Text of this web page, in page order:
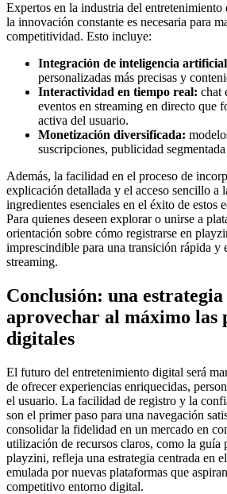
Expertos en la industria del
la innovación constante es necesaria para
competitividad. Esto incluye:
Integración de inteligencia
personalizadas más precisas y
Interactividad en tiempo real: chat
eventos en streaming en directo que
activa del usuario.
Monetización diversificada:
suscripciones, publicidad
Además, la facilidad en el proceso de
explicación detallada y el acceso sencillo a
ingredientes esenciales en el éxito de estos
Para quienes deseen explorar o unirse a
orientación sobre cómo registrarse en
imprescindible para una transición rápida y
streaming.
Conclusión: una
aprovechar al máximo las
digitales
El futuro del entretenimiento digital será
de ofrecer experiencias enriquecidas,
el usuario. La facilidad de registro y la
son el primer paso para una navegación
consolidar la fidelidad en un mercado en
utilización de recursos claros, como la guía
playzini, refleja una estrategia centrada en
emulada por nuevas plataformas que
competitivo entorno digital.